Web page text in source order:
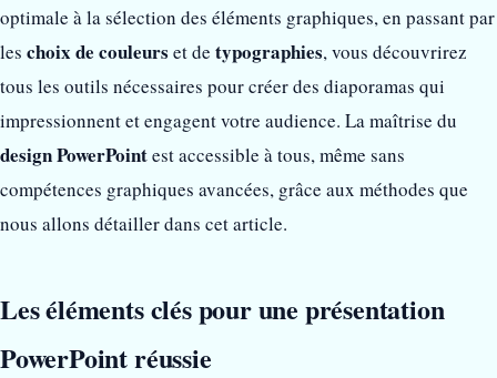
optimale à la sélection des éléments graphiques, en passant par
les choix de couleurs et de typographies, vous découvrirez
tous les outils nécessaires pour créer des diaporamas qui
impressionnent et engagent votre audience. La maîtrise du
design PowerPointest accessible à tous, même sans
compétences graphiques avancées, grâce aux méthodes que
nous allons détailler dans cet article.
Les éléments clés pour une présentation
PowerPoint réussie